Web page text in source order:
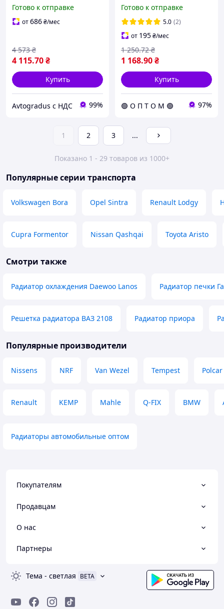
Готово к отправке
от686₴/мес
4 115.70₴
4 573 ₴
Купить
Avtogradus с НДС 99%
Готово к отправке
5.0 (2)
от 195₴/мес
1 168.90₴
1 250.72 ₴
Купить
🟢 О П Т О М 🟢 97%
1 2 3 ...
Показано 1 - 29 товаров из 1000+
Популярные серии транспорта
Volkswagen Bora Opel Sintra Renault Lodgy
Cupra Formentor Nissan Qashqai Toyota Aristo
Смотри также
Радиатор охлаждения Daewoo Lanos Радиатор печки
Решетка радиатора ВАЗ 2108 Радиатор приора
Популярные производители
Nissens NRF Van Wezel Tempest Polcar
Renault KEMP Mahle Q-FIX BMW
Радиаторы автомобильные оптом
Покупателям
Продавцам
О нас
Партнеры
Тема - светлая BETA